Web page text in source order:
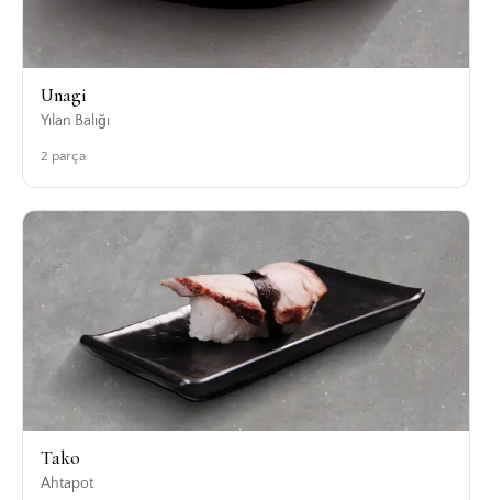
Unagi
Yılan Balığı
2 parça
Tako
Ahtapot